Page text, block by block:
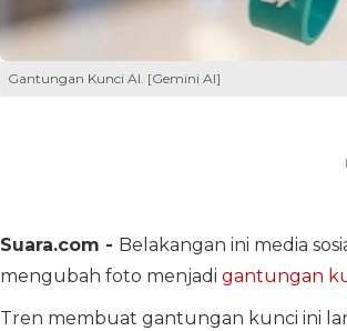
Gantungan Kunci AI. [Gemini AI]
Suara.com - Belakangan ini media
mengubah foto menjadi gantungan
Tren membuat gantungan kunci ini